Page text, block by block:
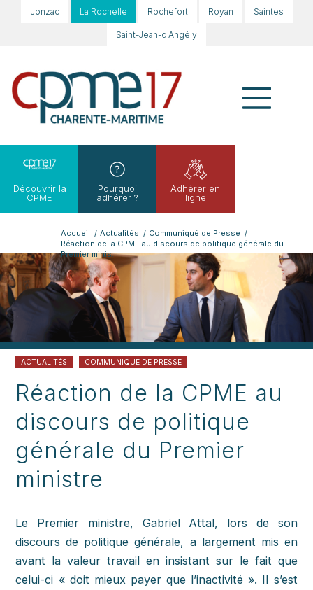
Jonzac La Rochelle Rochefort Royan Saintes
Saint-Jean-d'Angély
Découvrir la
CPME
Pourquoi
adhérer ?
Adhérer en
ligne
Accueil / Actualités / Communiqué de Presse /
Réaction de la CPME au discours de politique générale du
Premier minis...
ACTUALITÉS COMMUNIQUÉ DE PRESSE
Réaction de la CPME au
discours de politique
générale du Premier
ministre
Le Premier ministre, Gabriel Attal, lors de son
discours de politique générale, a largement mis en
avant la valeur travail en insistant sur le fait que
celui-ci « doit mieux payer que l’inactivité ». Il s’est